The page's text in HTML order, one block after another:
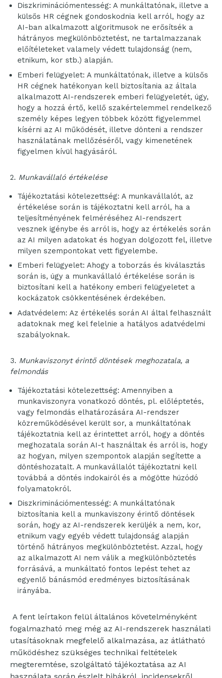
Diszkriminációmentesség: A munkáltatónak, illetve a
külsős HR cégnek gondoskodnia kell arról, hogy az
AI-ban alkalmazott algoritmusok ne erősítsék a
hátrányos megkülönböztetést, ne tartalmazzanak
előítéleteket valamely védett tulajdonság (nem,
etnikum, kor stb.) alapján.
Emberi felügyelet: A munkáltatónak, illetve a külsős
HR cégnek hatékonyan kell biztosítania az általa
alkalmazott AI-rendszerek emberi felügyeletét, úgy,
hogy a hozzá értő, kellő szakértelemmel rendelkező
személy képes legyen többek között figyelemmel
kísérni az AI működését, illetve dönteni a rendszer
használatának mellőzéséről, vagy kimenetének
figyelmen kívül hagyásáról.
Munkavállaló értékelése
Tájékoztatási kötelezettség: A munkavállalót, az
értékelése során is tájékoztatni kell arról, ha a
teljesítményének felméréséhez AI-rendszert
vesznek igénybe és arról is, hogy az értékelés során
az AI milyen adatokat és hogyan dolgozott fel, illetve
milyen szempontokat vett figyelembe.
Emberi felügyelet: Ahogy a toborzás és kiválasztás
során is, úgy a munkavállaló értékelése során is
biztosítani kell a hatékony emberi felügyeletet a
kockázatok csökkentésének érdekében.
Adatvédelem: Az értékelés során AI által felhasznált
adatoknak meg kel felelnie a hatályos adatvédelmi
szabályoknak.
Munkaviszonyt érintő döntések meghozatala, a
felmondás
Tájékoztatási kötelezettség: Amennyiben a
munkaviszonyra vonatkozó döntés, pl. előléptetés,
vagy felmondás elhatározására AI-rendszer
közreműködésével került sor, a munkáltatónak
tájékoztatnia kell az érintettet arról, hogy a döntés
meghozatala során AI-t használtak és arról is, hogy
az hogyan, milyen szempontok alapján segítette a
döntéshozatalt. A munkavállalót tájékoztatni kell
továbbá a döntés indokairól és a mögötte húzódó
folyamatokról.
Diszkriminációmentesség: A munkáltatónak
biztosítania kell a munkaviszony érintő döntések
során, hogy az AI-rendszerek kerüljék a nem, kor,
etnikum vagy egyéb védett tulajdonság alapján
történő hátrányos megkülönböztetést. Azzal, hogy
az alkalmazott AI nem válik a megkülönböztetés
forrásává, a munkáltató fontos lepést tehet az
egyenlő bánásmód eredményes biztosításának
irányába.
A fent leírtakon felül általános követelményként
fogalmazható meg még az AI-rendszerek használati
utasításoknak megfelelő alkalmazása, az átlátható
működéshez szükséges technikai feltételek
megteremtése, szolgáltató tájékoztatása az AI